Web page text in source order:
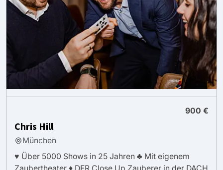
900 €
Chris Hill
München
♥ Über 5000 Shows in 25 Jahren ♣ Mit eigenem